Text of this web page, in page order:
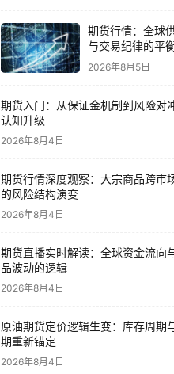
期货行情：全球
与交易纪律的平
2026年8月5日
期货入门：从保证金机制到风险对
认知升级
2026年8月4日
期货行情深度观察：大宗商品跨市
的风险结构演变
2026年8月4日
期货直播实时解读：全球资金流向
品波动的逻辑
2026年8月4日
原油期货定价逻辑生变：库存周期
期重新锚定
2026年8月4日